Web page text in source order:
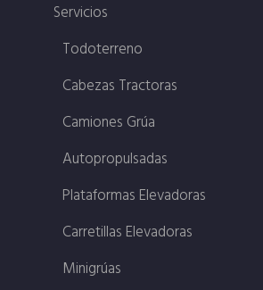
Servicios
Todoterreno
Cabezas Tractoras
Camiones Grúa
Autopropulsadas
Plataformas Elevadoras
Carretillas Elevadoras
Minigrúas